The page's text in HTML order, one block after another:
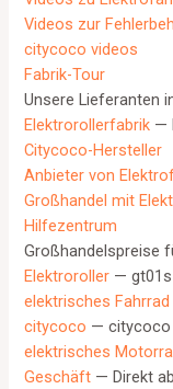
Videos zur
citycoco videos
Fabrik-Tour
Unsere Lieferanten
Elektrorollerfabrik —
Citycoco-Hersteller
Anbieter von
Großhandel mit
Hilfezentrum
Großhandelspreise
Elektroroller — gt01s
elektrisches Fahrrad
citycoco — citycoco
elektrisches
Geschäft — Direkt